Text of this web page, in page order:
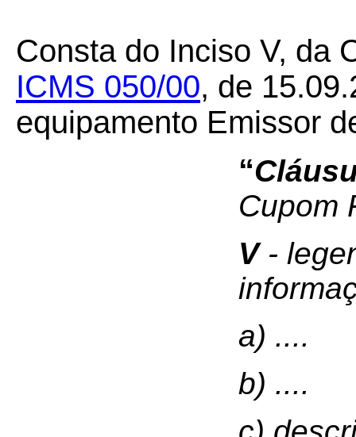
Consta do Inciso V, da
ICMS 050/00, de
equipamento Emissor
“
Cupom
V-
a) ....
b) ....